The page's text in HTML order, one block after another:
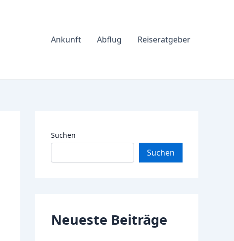
Ankunft Abflug Reiseratgeber
Suchen
Suchen
Neueste Beiträge